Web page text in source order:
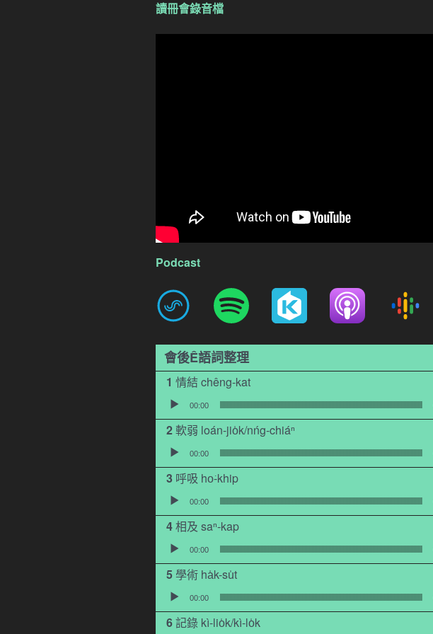
讀冊會錄音檔
Podcast
會後Ê語詞整理
情結 chêng-kat
音訊播放器
00:00
軟弱 loán-jio̍k/nńg-chiáⁿ
音訊播放器
00:00
呼吸 ho͘-khip
音訊播放器
00:00
相及 saⁿ-kap
音訊播放器
00:00
學術 ha̍k-su̍t
音訊播放器
00:00
記錄 kì-lio̍k/kì-lo̍k